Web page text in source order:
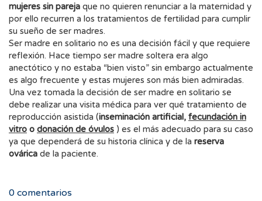
mujeres sin pareja que no quieren renunciar a la maternidad y
por ello recurren a los tratamientos de fertilidad para cumplir
su sueño de ser madres.
Ser madre en solitario no es una decisión fácil y que requiere
reflexión. Hace tiempo ser madre soltera era algo
anectótico y no estaba “bien visto” sin embargo actualmente
es algo frecuente y estas mujeres son más bien admiradas.
Una vez tomada la decisión de ser madre en solitario se
debe realizar una visita médica para ver qué tratamiento de
reproducción asistida (inseminación artificial, fecundación in
vitro o donación de óvulos ) es el más adecuado para su caso
ya que dependerá de su historia clínica y de la reserva
ovárica de la paciente.
0 comentarios